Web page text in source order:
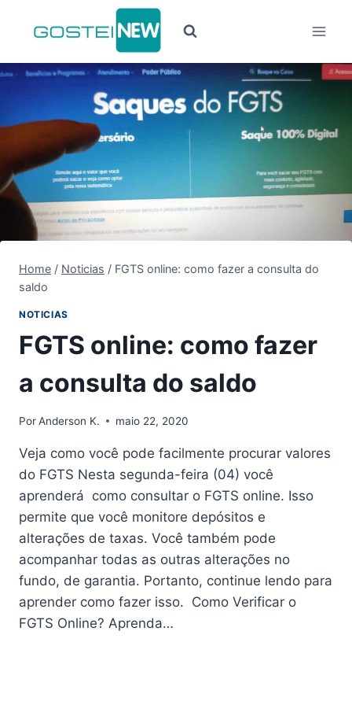
Conteúdo
Home / Noticias / FGTS online: como fazer a consulta do
saldo
NOTICIAS
FGTS online: como fazer
a consulta do saldo
PorAnderson K. maio 22, 2020
Veja como você pode facilmente procurar valores
do FGTS Nesta segunda-feira (04) você
aprenderá como consultar o FGTS online. Isso
permite que você monitore depósitos e
alterações de taxas. Você também pode
acompanhar todas as outras alterações no
fundo, de garantia. Portanto, continue lendo para
aprender como fazer isso. Como Verificar o
FGTS Online? Aprenda…